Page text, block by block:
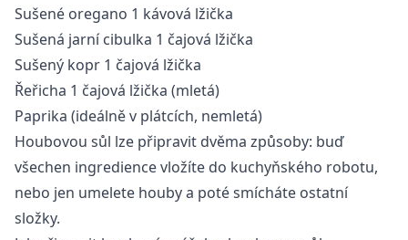
Sušené oregano 1 kávová lžička
Sušená jarní cibulka 1 čajová lžička
Sušený kopr 1 čajová lžička
Řeřicha 1 čajová lžička (mletá)
Paprika (ideálně v plátcích, nemletá)
Houbovou sůl lze připravit dvěma způsoby: buď
všechen ingredience vložíte do kuchyňského robotu,
nebo jen umelete houby a poté smícháte ostatní
složky.